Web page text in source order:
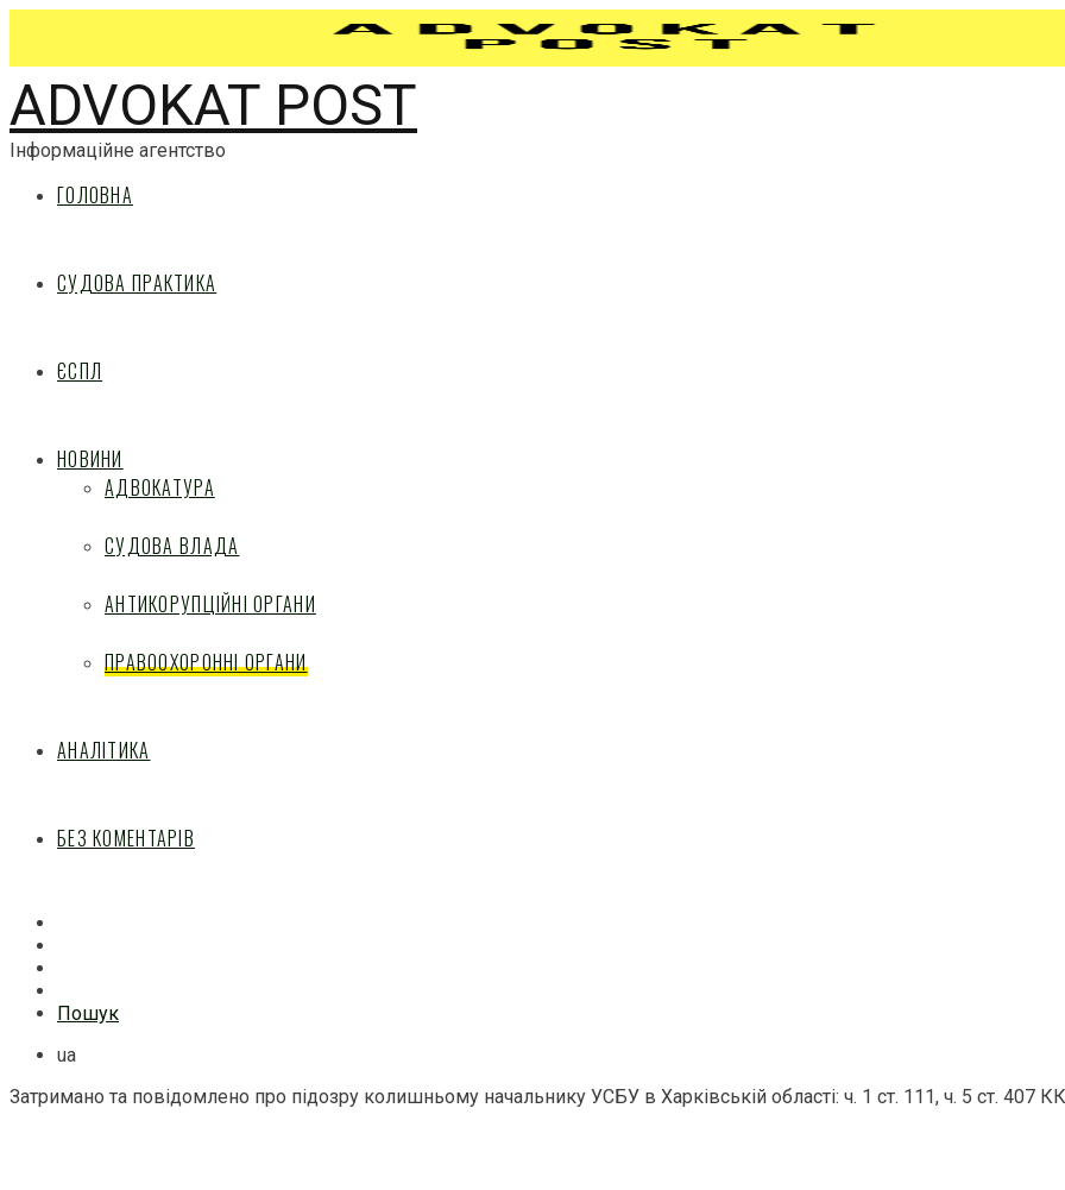
ADVOKAT POST
Інформаційне агентство
ГОЛОВНА
СУДОВА ПРАКТИКА
ЄСПЛ
НОВИНИ
АДВОКАТУРА
СУДОВА ВЛАДА
АНТИКОРУПЦІЙНІ ОРГАНИ
ПРАВООХОРОННІ ОРГАНИ
АНАЛІТИКА
БЕЗ КОМЕНТАРІВ
Пошук
ua
Затримано та повідомлено про підозру колишньому начальнику УСБУ в Харківській області: ч. 1 ст. 111, ч. 5 ст. 407 КК